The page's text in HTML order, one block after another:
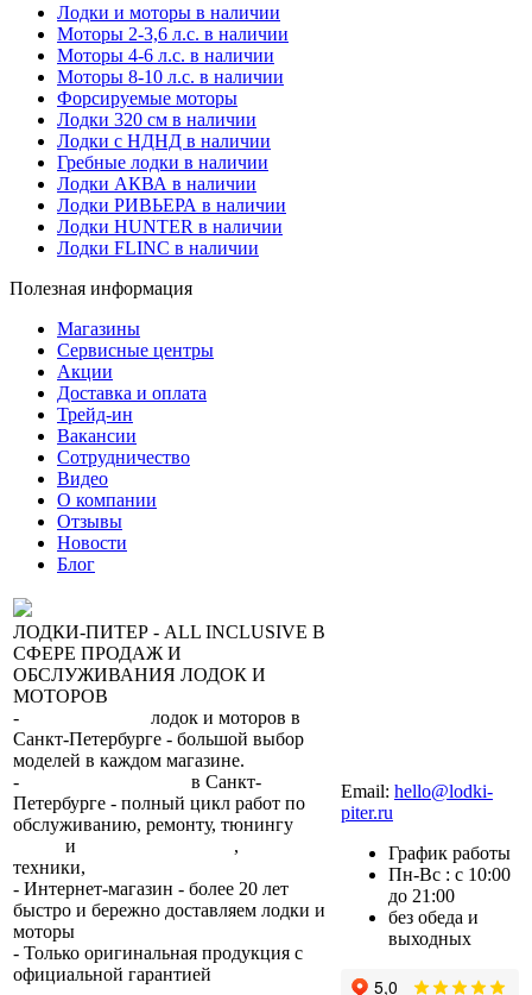
Лодки и моторы в наличии
Моторы 2-3,6 л.с. в наличии
Моторы 4-6 л.с. в наличии
Моторы 8-10 л.с. в наличии
Форсируемые моторы
Лодки 320 см в наличии
Лодки с НДНД в наличии
Гребные лодки в наличии
Лодки АКВА в наличии
Лодки РИВЬЕРА в наличии
Лодки HUNTER в наличии
Лодки FLINC в наличии
Полезная информация
Магазины
Сервисные центры
Акции
Доставка и оплата
Трейд-ин
Вакансии
Сотрудничество
Видео
О компании
Отзывы
Новости
Блог
ЛОДКИ-ПИТЕР - ALL INCLUSIVE В
СФЕРЕ ПРОДАЖ И
ОБСЛУЖИВАНИЯ ЛОДОК И
МОТОРОВ
-
лодок и моторов в
Санкт-Петербурге - большой выбор
моделей в каждом магазине.
-
в Санкт-
Петербурге - полный цикл работ по
обслуживанию, ремонту, тюнингу
и ,
техники,
- Интернет-магазин - более 20 лет
быстро и бережно доставляем лодки и
моторы
- Только оригинальная продукция с
официальной гарантией
Email: hello@lodki-
piter.ru
График работы
Пн-Вс : с 10:00
до 21:00
без обеда и
выходных